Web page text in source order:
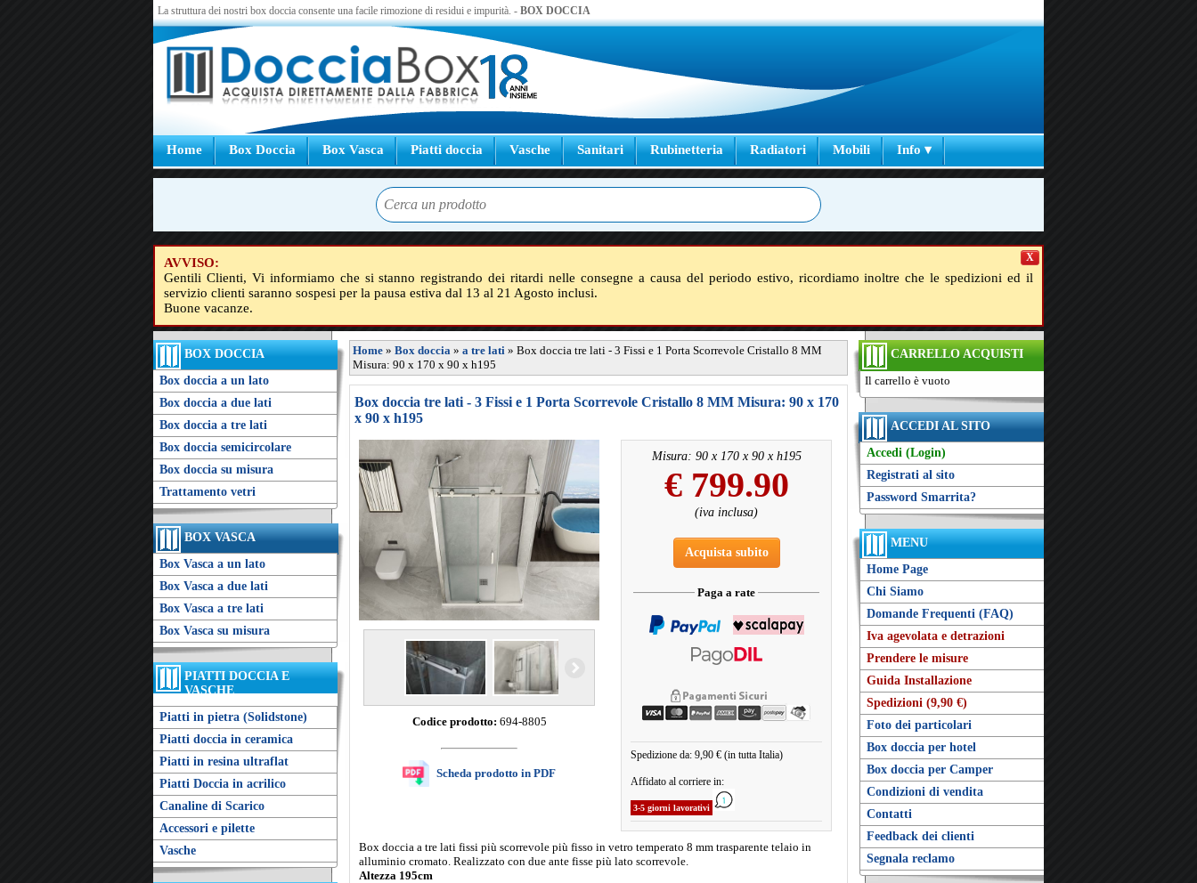
La struttura dei nostri box doccia consente una facile rimozione di residui e impurità. - BOX DOCCIA
Home Box Doccia Box Vasca Piatti doccia Vasche Sanitari Rubinetteria Radiatori Mobili Info ▾
AVVISO:
Gentili Clienti, Vi informiamo che si stanno registrando dei ritardi nelle consegne a causa del periodo estivo, ricordiamo inoltre che le spedizioni ed il
servizio clienti saranno sospesi per la pausa estiva dal 13 al 21 Agosto inclusi.
Buone vacanze.
X
BOX DOCCIA
Box doccia a un lato
Box doccia a due lati
Box doccia a tre lati
Box doccia semicircolare
Box doccia su misura
Trattamento vetri
BOX VASCA
Box Vasca a un lato
Box Vasca a due lati
Box Vasca a tre lati
Box Vasca su misura
PIATTI DOCCIA E
VASCHE
Piatti in pietra (Solidstone)
Piatti doccia in ceramica
Piatti in resina ultraflat
Piatti Doccia in acrilico
Canaline di Scarico
Accessori e pilette
Vasche
CARRELLO ACQUISTI
Il carrello è vuoto
ACCEDI AL SITO
Accedi (Login)
Registrati al sito
Password Smarrita?
MENU
Home Page
Chi Siamo
Domande Frequenti (FAQ)
Iva agevolata e detrazioni
Prendere le misure
Guida Installazione
Spedizioni (9,90 €)
Foto dei particolari
Box doccia per hotel
Box doccia per Camper
Condizioni di vendita
Contatti
Feedback dei clienti
Segnala reclamo
Home » Box doccia » a tre lati » Box doccia tre lati - 3 Fissi e 1 Porta Scorrevole Cristallo 8 MM
Misura: 90 x 170 x 90 x h195
Box doccia tre lati - 3 Fissi e 1 Porta Scorrevole Cristallo 8 MM Misura: 90 x 170
x 90 x h195
Codice prodotto: 694-8805
Scheda prodotto in PDF
Misura: 90 x 170 x 90 x h195
€ 799.90
(iva inclusa)
Acquista subito
Paga a rate
Spedizione da: 9,90 € (in tutta Italia)
Affidato al corriere in:
3-5 giorni lavorativi
Box doccia a tre lati fissi più scorrevole più fisso in vetro temperato 8 mm trasparente telaio in
alluminio cromato. Realizzato con due ante fisse più lato scorrevole.
Altezza 195cm